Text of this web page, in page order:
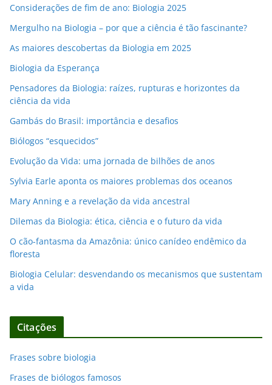
iConsiderações de fim de ano: Biologia 2025
Mergulho na Biologia – por que a ciência é tão fascinante?
As maiores descobertas da Biologia em 2025
Biologia da Esperança
Pensadores da Biologia: raízes, rupturas e horizontes da
ciência da vida
Gambás do Brasil: importância e desafios
Biólogos “esquecidos”
Evolução da Vida: uma jornada de bilhões de anos
Sylvia Earle aponta os maiores problemas dos oceanos
Mary Anning e a revelação da vida ancestral
Dilemas da Biologia: ética, ciência e o futuro da vida
O cão-fantasma da Amazônia: único canídeo endêmico da
floresta
Biologia Celular: desvendando os mecanismos que sustentam
a vida
Citações
Frases sobre biologia
Frases de biólogos famosos